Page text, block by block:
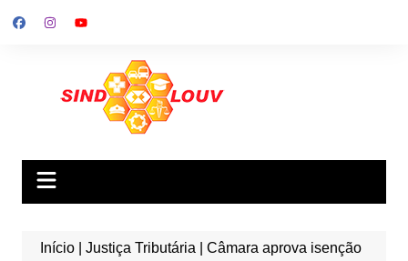
para
Início| Justiça Tributária | Câmara aprova isenção